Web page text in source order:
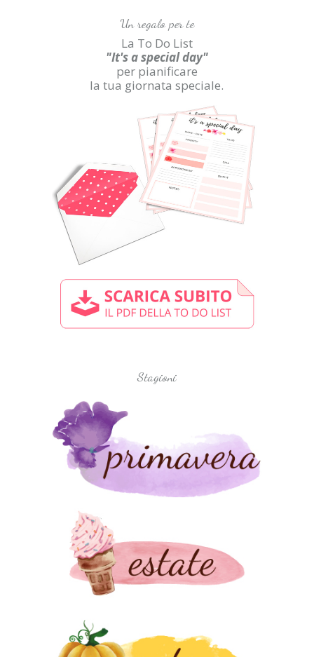
Un regalo per te
La To Do List
"It's a special day"
per pianificare
la tua giornata speciale.
Stagioni